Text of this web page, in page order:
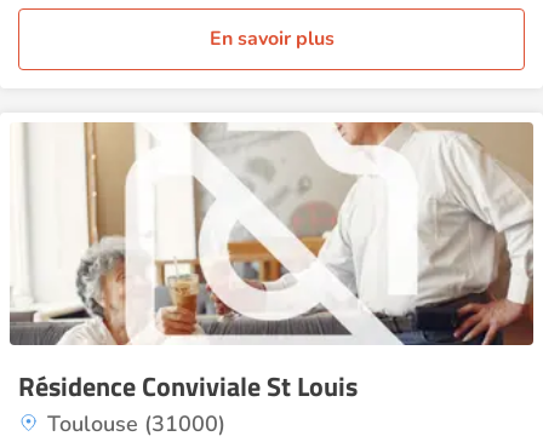
En savoir plus
Résidence Conviviale St Louis
Toulouse (31000)